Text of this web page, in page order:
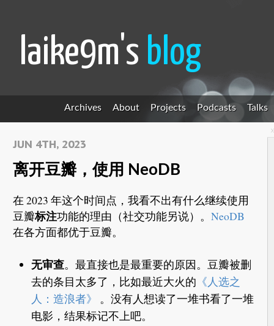
laike9m's blog
Archives About Projects Podcasts Talks
JUN 4TH, 2023
离开豆瓣，使用 NeoDB
在 2023 年这个时间点，我看不出有什么继续使用
豆瓣标注功能的理由（社交功能另说）。 NeoDB
在各方面都优于豆瓣。
无审查。最直接也是最重要的原因。豆瓣被删
去的条目太多了，比如最近大火的 《人选之
人：造浪者》
。没有人想读了一堆书看了一堆
电影，结果标记不上吧。